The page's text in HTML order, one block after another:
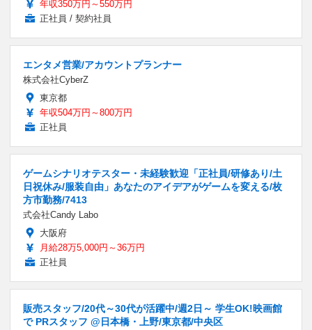
年収350万円～550万円
正社員 / 契約社員
エンタメ営業/アカウントプランナー
株式会社CyberZ
東京都
年収504万円～800万円
正社員
ゲームシナリオテスター・未経験歓迎「正社員/研修あり/土
日祝休み/服装自由」あなたのアイデアがゲームを変える/枚
方市勤務/7413
式会社Candy Labo
大阪府
月給28万5,000円～36万円
正社員
販売スタッフ/20代～30代が活躍中/週2日～ 学生OK!映画館
で PRスタッフ @日本橋・上野/東京都/中央区